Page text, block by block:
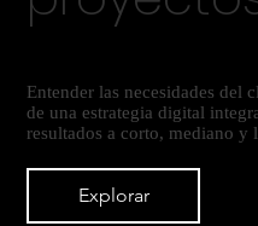
Entender las necesidades del
de una estrategia digital
resultados a corto, mediano y
Explorar